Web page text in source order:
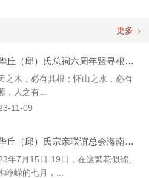
更多
中华丘（邱）氏总祠六周年暨寻根洛阳姓氏文化交流大会圆满成功———海南与海内外丘（邱）氏宗亲共同见证
之木，必有其根；怀山之水，必有
，人之有...
11-09
中华丘（邱）氏宗亲联谊总会海南联谊会组团到广东、福建省外寻根问祖、经贸交流
年7月15日-19日，在这繁花似锦、
峥嵘的七月，...